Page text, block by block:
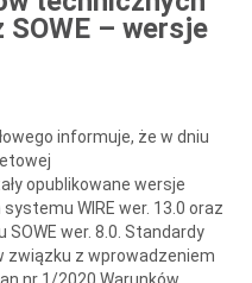
– wersje
informuje, że w dniu
opublikowane wersje
WIRE wer. 13.0 oraz
wer. 8.0. Standardy
związku z wprowadzeniem